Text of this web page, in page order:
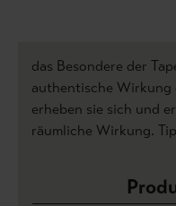
das Besondere der
authentische Wirkung
erheben sie sich und
räumliche Wirkung.